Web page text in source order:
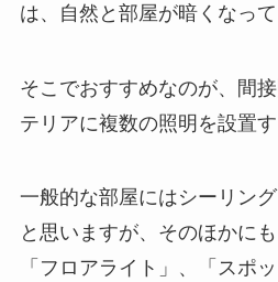
は、自然と部屋が暗くなって
そこでおすすめなのが、間
テリアに複数の照明を設置す
一般的な部屋にはシーリン
と思いますが、そのほかに
「フロアライト」、「スポ